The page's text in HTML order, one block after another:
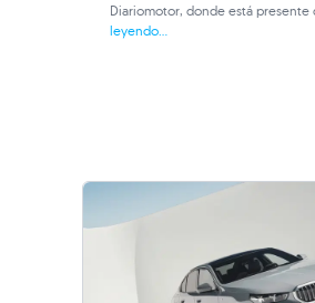
Diariomotor, donde está
leyendo...